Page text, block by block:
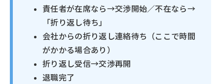
責任者が在席なら→交渉開始／不在なら→
「折り返し待ち」
会社からの折り返し連絡待ち（ここで時間
がかかる場合あり）
折り返し受信→交渉再開
退職完了